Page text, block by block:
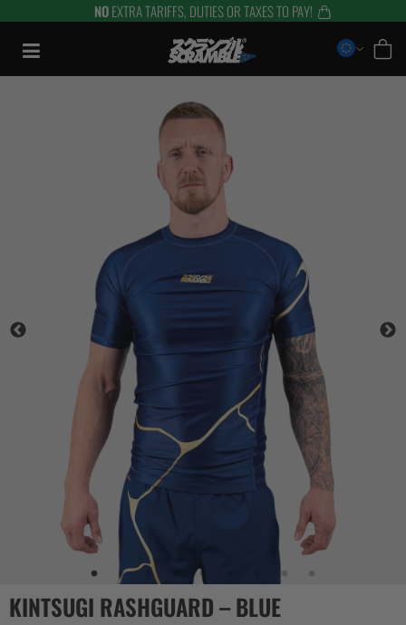
NOEXTRA TARIFFS, DUTIES OR TAXES TO PAY!
contenu
COLLECTIONS
KINTSUGI RASHGUARD – BLUE